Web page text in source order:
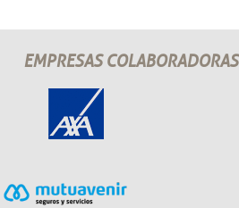
EMPRESAS COLABORADORAS